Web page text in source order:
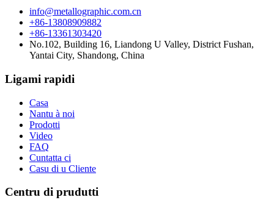
info@metallographic.com.cn
+86-13808909882
+86-13361303420
No.102, Building 16, Liandong U Valley, District Fushan,
Yantai City, Shandong, China
Ligami rapidi
Casa
Nantu à noi
Prodotti
Video
FAQ
Cuntatta ci
Casu di u Cliente
Centru di prudutti